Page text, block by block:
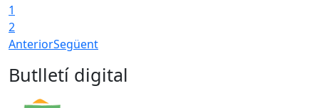
1
2
AnteriorSegüent
Butlletí digital